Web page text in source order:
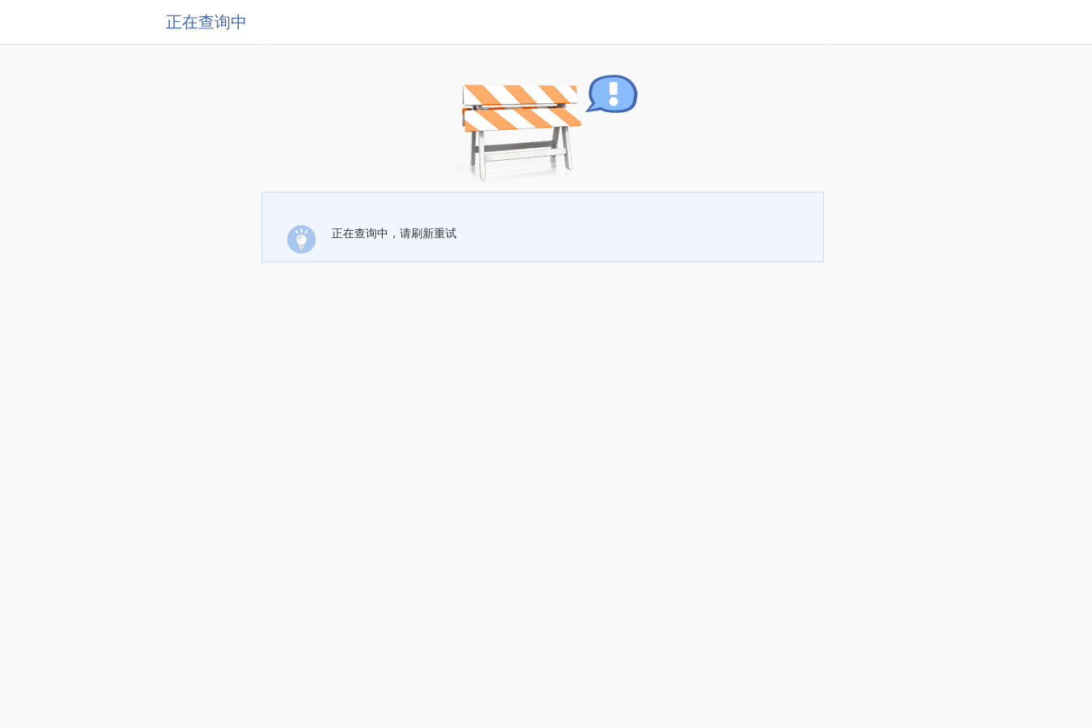
正在查询中
正在查询中，请刷新重试